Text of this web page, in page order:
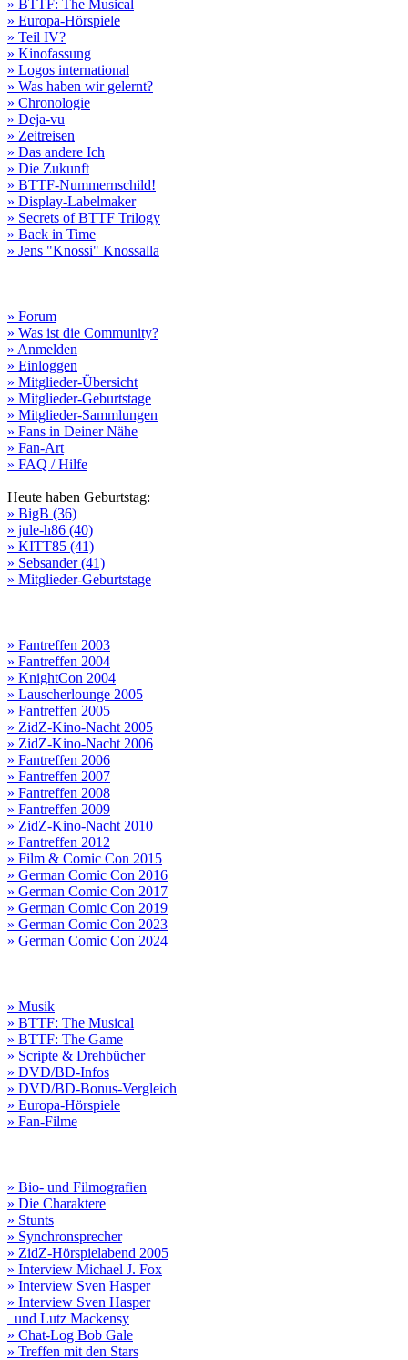
» BTTF: The Musical
» Europa-Hörspiele
» Teil IV?
» Kinofassung
» Logos international
» Was haben wir gelernt?
» Chronologie
» Deja-vu
» Zeitreisen
» Das andere Ich
» Die Zukunft
» BTTF-Nummernschild!
» Display-Labelmaker
» Secrets of BTTF Trilogy
» Back in Time
» Jens "Knossi" Knossalla
» Forum
» Was ist die Community?
» Anmelden
» Einloggen
» Mitglieder-Übersicht
» Mitglieder-Geburtstage
» Mitglieder-Sammlungen
» Fans in Deiner Nähe
» Fan-Art
» FAQ / Hilfe
Heute haben Geburtstag:
» BigB (36)
» jule-h86 (40)
» KITT85 (41)
» Sebsander (41)
» Mitglieder-Geburtstage
» Fantreffen 2003
» Fantreffen 2004
» KnightCon 2004
» Lauscherlounge 2005
» Fantreffen 2005
» ZidZ-Kino-Nacht 2005
» ZidZ-Kino-Nacht 2006
» Fantreffen 2006
» Fantreffen 2007
» Fantreffen 2008
» Fantreffen 2009
» ZidZ-Kino-Nacht 2010
» Fantreffen 2012
» Film & Comic Con 2015
» German Comic Con 2016
» German Comic Con 2017
» German Comic Con 2019
» German Comic Con 2023
» German Comic Con 2024
» Musik
» BTTF: The Musical
» BTTF: The Game
» Scripte & Drehbücher
» DVD/BD-Infos
» DVD/BD-Bonus-Vergleich
» Europa-Hörspiele
» Fan-Filme
» Bio- und Filmografien
» Die Charaktere
» Stunts
» Synchronsprecher
» ZidZ-Hörspielabend 2005
» Interview Michael J. Fox
» Interview Sven Hasper
» Interview Sven Hasper
und Lutz Mackensy
» Chat-Log Bob Gale
» Treffen mit den Stars